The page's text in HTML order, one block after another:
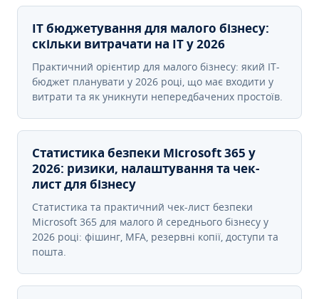
IT бюджетування для малого бізнесу:
скільки витрачати на IT у 2026
Практичний орієнтир для малого бізнесу: який IT-
бюджет планувати у 2026 році, що має входити у
витрати та як уникнути непередбачених простоїв.
Статистика безпеки Microsoft 365 у
2026: ризики, налаштування та чек-
лист для бізнесу
Статистика та практичний чек-лист безпеки
Microsoft 365 для малого й середнього бізнесу у
2026 році: фішинг, MFA, резервні копії, доступи та
пошта.